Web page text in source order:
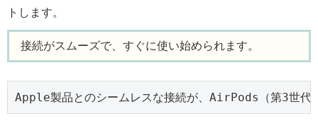
トします。
接続がスムーズで、すぐに使い始められます。
Apple製品とのシームレスな接続が、AirPods（第3世代